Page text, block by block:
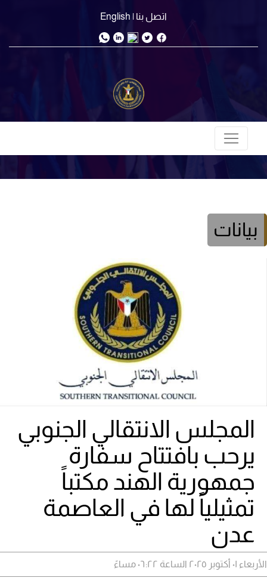
اتصل بنا | English
بيانات
المجلس الانتقالي الجنوبي
يرحب بافتتاح سفارة
جمهورية الهند مكتباً
تمثيلياً لها في العاصمة
عدن
الأربعاء ٠١ أكتوبر ٢٠٢٥ الساعة ٠٦:٢٢ مساءً